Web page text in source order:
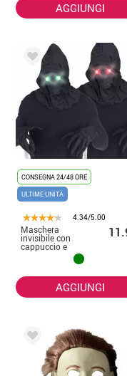
AGGIUNGI
CONSEGNA 24/48 ORE
ULTIME UNITÀ
4.34/5.00
Maschera
invisibile con
cappuccio e
occhi luminosi in
AGGIUNGI